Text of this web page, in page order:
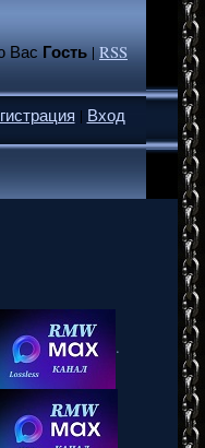
Вас Гость|RSS
| Вход
.